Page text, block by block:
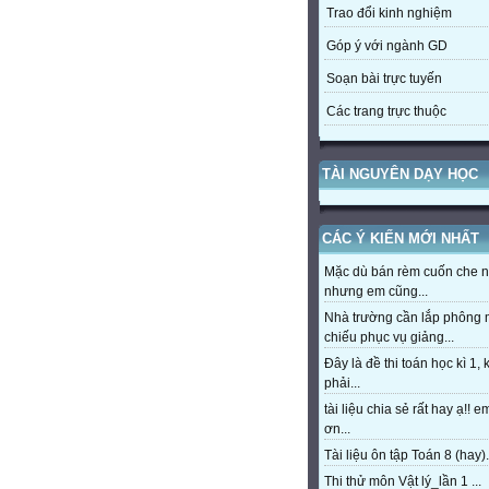
Trao đổi kinh nghiệm
Góp ý với ngành GD
Soạn bài trực tuyến
Các trang trực thuộc
TÀI NGUYÊN DẠY HỌC
CÁC Ý KIẾN MỚI NHẤT
Mặc dù bán rèm cuốn che
nhưng em cũng...
Nhà trường cần lắp phông
chiếu phục vụ giảng...
Đây là đề thi toán học kì 1,
phải...
tài liệu chia sẻ rất hay ạ!!
ơn...
Tài liệu ôn tập Toán 8
Thi thử môn Vật lý_lần 1 ...